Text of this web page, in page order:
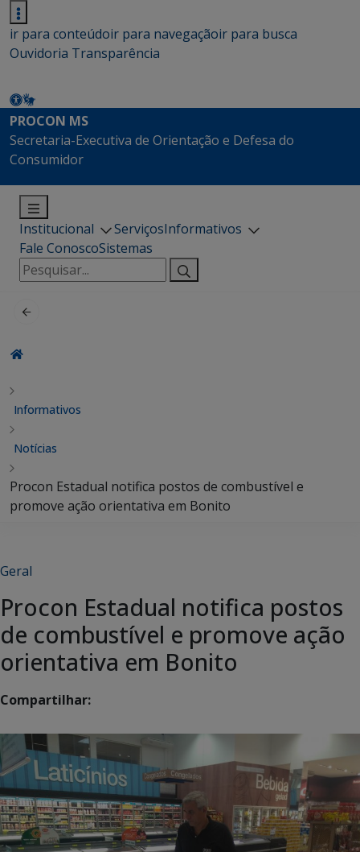
ir para conteúdoir para navegaçãoir para busca
Ouvidoria Transparência
PROCON MS
Secretaria-Executiva de Orientação e Defesa do
Consumidor
Institucional ServiçosInformativos
Fale ConoscoSistemas
Pesquisar
por:
Informativos
Notícias
Procon Estadual notifica postos de combustível e
promove ação orientativa em Bonito
Geral
Procon Estadual notifica postos
de combustível e promove ação
orientativa em Bonito
Compartilhar: